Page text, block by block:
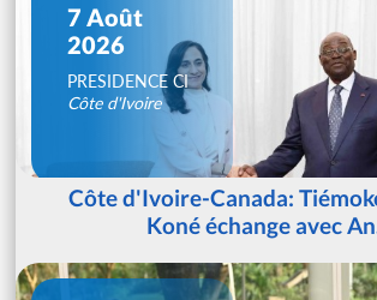
7 Août
2026
PRESIDENCE CI
Côte d'Ivoire
Côte d'Ivoire-Canada:
Koné échange avec